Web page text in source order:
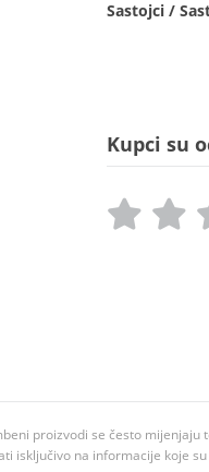
Sastojci /
Kupci su
proizvodi se često
isključivo na informacije koje